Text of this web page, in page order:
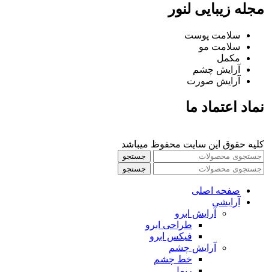
مجله زیبایی لنور
سلامت پوست
سلامت مو
مکمل
آرایش چشم
آرایش صورت
نماد اعتماد ما
کلیه حقوق این سایت محفوظ میباشد
جستجو
جستجو
صفحه اصلی
آرایشی
آرايش ابرو
طراحی ابرو
فیکس ابرو
آرايش چشم
خط چشم